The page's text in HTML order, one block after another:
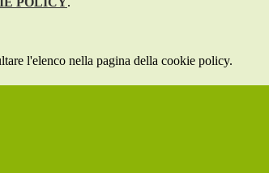
l'elenco nella pagina della cookie policy.